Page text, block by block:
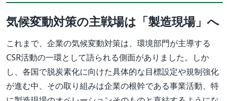
気候変動対策の主戦場は「製造現場」へ
これまで、企業の気候変動対策は、環境部門が主導する
CSR活動の一環として語られる側面がありました。しか
し、各国で脱炭素化に向けた具体的な目標設定や規制強化
が進む中、その取り組みは企業の根幹である事業活動、特